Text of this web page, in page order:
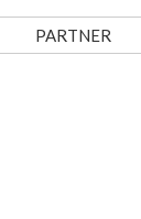
PARTNER